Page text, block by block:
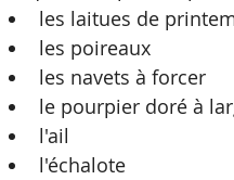
les laitues de
les poireaux
les navets à forcer
le pourpier doré à
l'ail
l'échalote